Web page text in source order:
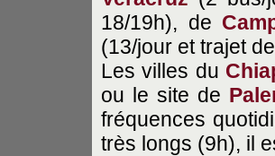
18/19h), de
(13/jour et trajet
Les villes du
ou le site de
fréquences
très longs (9h), il